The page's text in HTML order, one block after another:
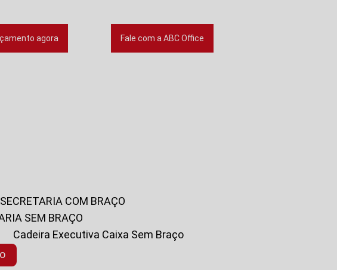
agora Fale com a ABC Office
COM BRAÇO
SEM BRAÇO
Cadeira Executiva Caixa Sem Braço